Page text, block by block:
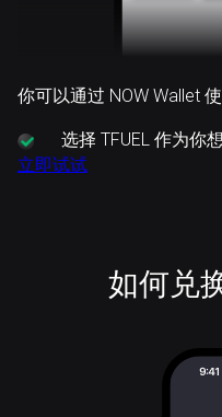
你可以通过 NOW Wallet
选择 TFUEL 作为你
立即试试
如何兑